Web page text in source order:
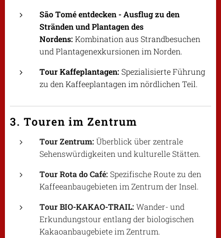
São Tomé entdecken - Ausflug zu den
Stränden und Plantagen des
Nordens: Kombination aus Strandbesuchen
und Plantagenexkursionen im Norden.
Tour Kaffeplantagen: Spezialisierte Führung
zu den Kaffeeplantagen im nördlichen Teil.
3. Touren im Zentrum
Tour Zentrum: Überblick über zentrale
Sehenswürdigkeiten und kulturelle Stätten.
Tour Rota do Café: Spezifische Route zu den
Kaffeeanbaugebieten im Zentrum der Insel.
Tour BIO-KAKAO-TRAIL: Wander- und
Erkundungstour entlang der biologischen
Kakaoanbaugebiete im Zentrum.